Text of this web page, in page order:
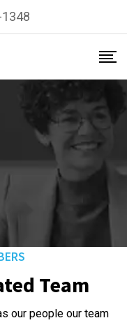
Team
our people our team